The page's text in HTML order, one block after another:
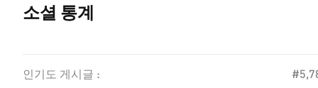
소셜 통계
인기도 게시글 :